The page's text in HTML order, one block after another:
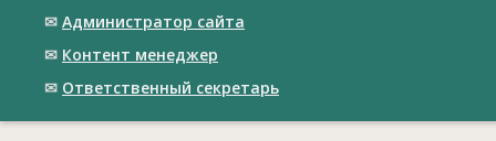
✉ Администратор сайта
✉ Контент менеджер
✉ Ответственный cекретарь